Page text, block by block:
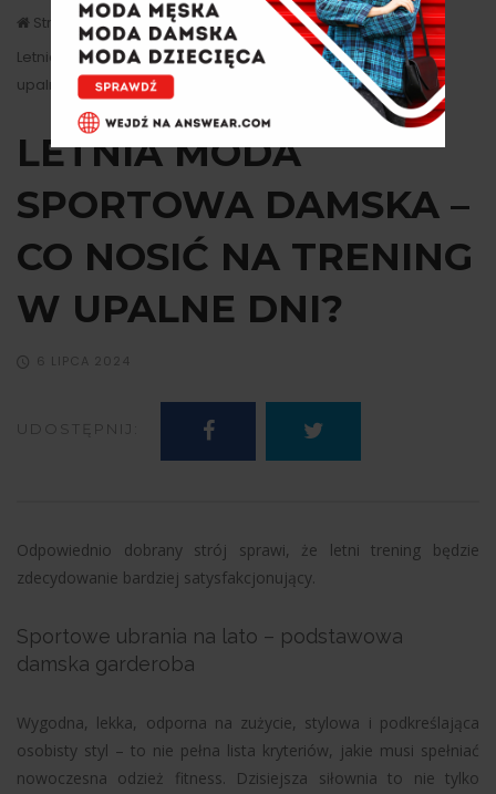
Strona główna
Moda
Letnia moda sportowa damska – co nosić na trening w
upalne dni?
LETNIA MODA
SPORTOWA DAMSKA –
CO NOSIĆ NA TRENING
W UPALNE DNI?
6 LIPCA 2024
UDOSTĘPNIJ:
Odpowiednio dobrany strój sprawi, że letni trening będzie
zdecydowanie bardziej satysfakcjonujący.
Sportowe ubrania na lato – podstawowa
damska garderoba
Wygodna, lekka, odporna na zużycie, stylowa i podkreślająca
osobisty styl – to nie pełna lista kryteriów, jakie musi spełniać
nowoczesna odzież fitness. Dzisiejsza siłownia to nie tylko